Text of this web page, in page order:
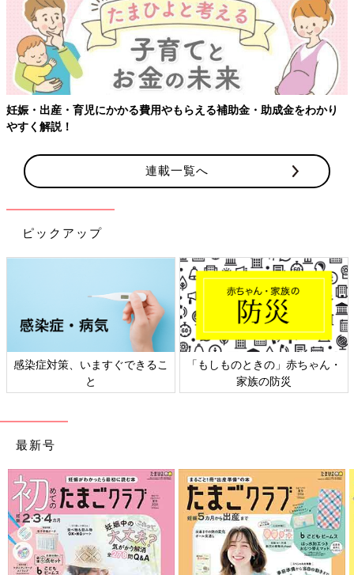
金をわかり
連載一覧へ
ピックアップ
の」赤ちゃん・
日本外来小児科学会リーフレッ
六星占術 細木
最新号